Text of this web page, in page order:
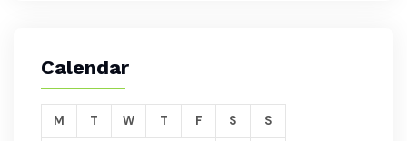
Calendar
M T W T F S S